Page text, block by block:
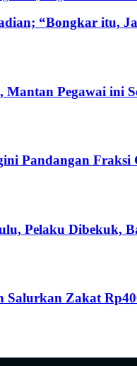
“Bongkar itu,
Pegawai ini
Pandangan Fraksi
Pelaku Dibekuk,
Salurkan Zakat